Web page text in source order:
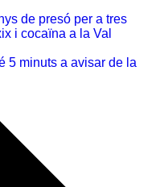
de presó per a tres
i cocaïna a la Val
5 minuts a avisar de la